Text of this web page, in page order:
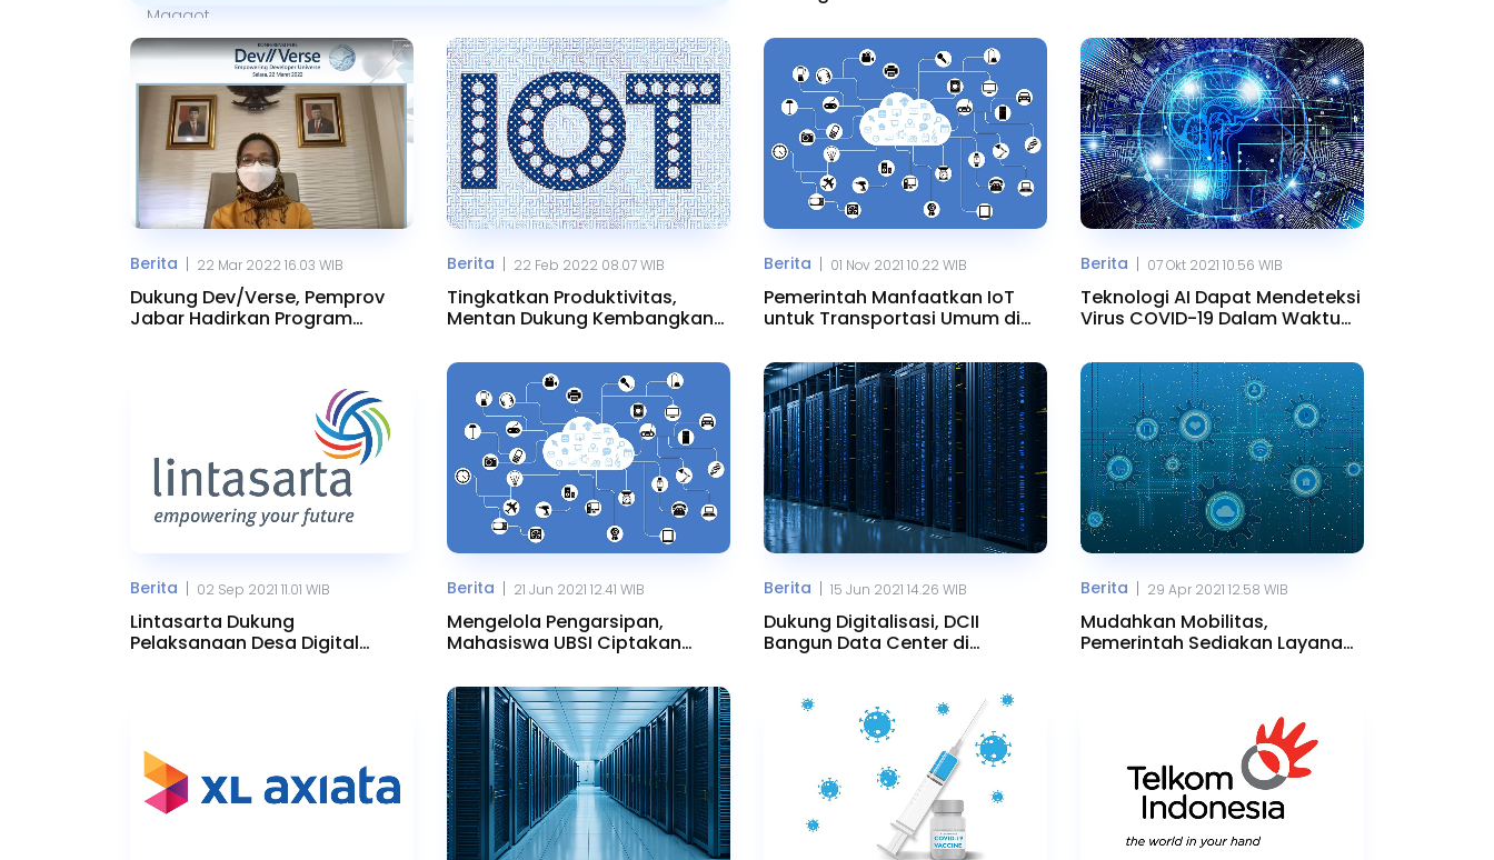
Maggot.
Berita 22 Mar 2022 16.03 WIB
Dukung Dev/Verse, Pemprov
Jabar Hadirkan Program
Berita 22 Feb 2022 08.07 WIB
Tingkatkan Produktivitas,
Mentan Dukung Kembangkan
Berita 01 Nov 2021 10.22 WIB
Pemerintah Manfaatkan IoT
untuk Transportasi Umum di
Berita 07 Okt 2021 10.56 WIB
Teknologi AI Dapat Mendeteksi
Virus COVID-19 Dalam Waktu
Berita 02 Sep 2021 11.01 WIB
Lintasarta Dukung
Pelaksanaan Desa Digital
Berita 21 Jun 2021 12.41 WIB
Mengelola Pengarsipan,
Mahasiswa UBSI Ciptakan
Berita 15 Jun 2021 14.26 WIB
Dukung Digitalisasi, DCII
Bangun Data Center di
Berita 29 Apr 2021 12.58 WIB
Mudahkan Mobilitas,
Pemerintah Sediakan Layanan